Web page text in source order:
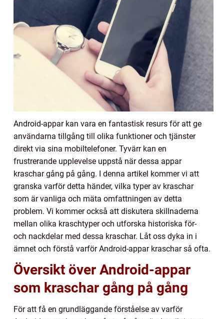
Android-appar kan vara en fantastisk resurs för att ge
användarna tillgång till olika funktioner och tjänster
direkt via sina mobiltelefoner. Tyvärr kan en
frustrerande upplevelse uppstå när dessa appar
kraschar gång på gång. I denna artikel kommer vi att
granska varför detta händer, vilka typer av kraschar
som är vanliga och mäta omfattningen av detta
problem. Vi kommer också att diskutera skillnaderna
mellan olika kraschtyper och utforska historiska för-
och nackdelar med dessa kraschar. Låt oss dyka in i
ämnet och förstå varför Android-appar kraschar så ofta.
Översikt över Android-appar
som kraschar gång på gång
För att få en grundläggande förståelse av varför